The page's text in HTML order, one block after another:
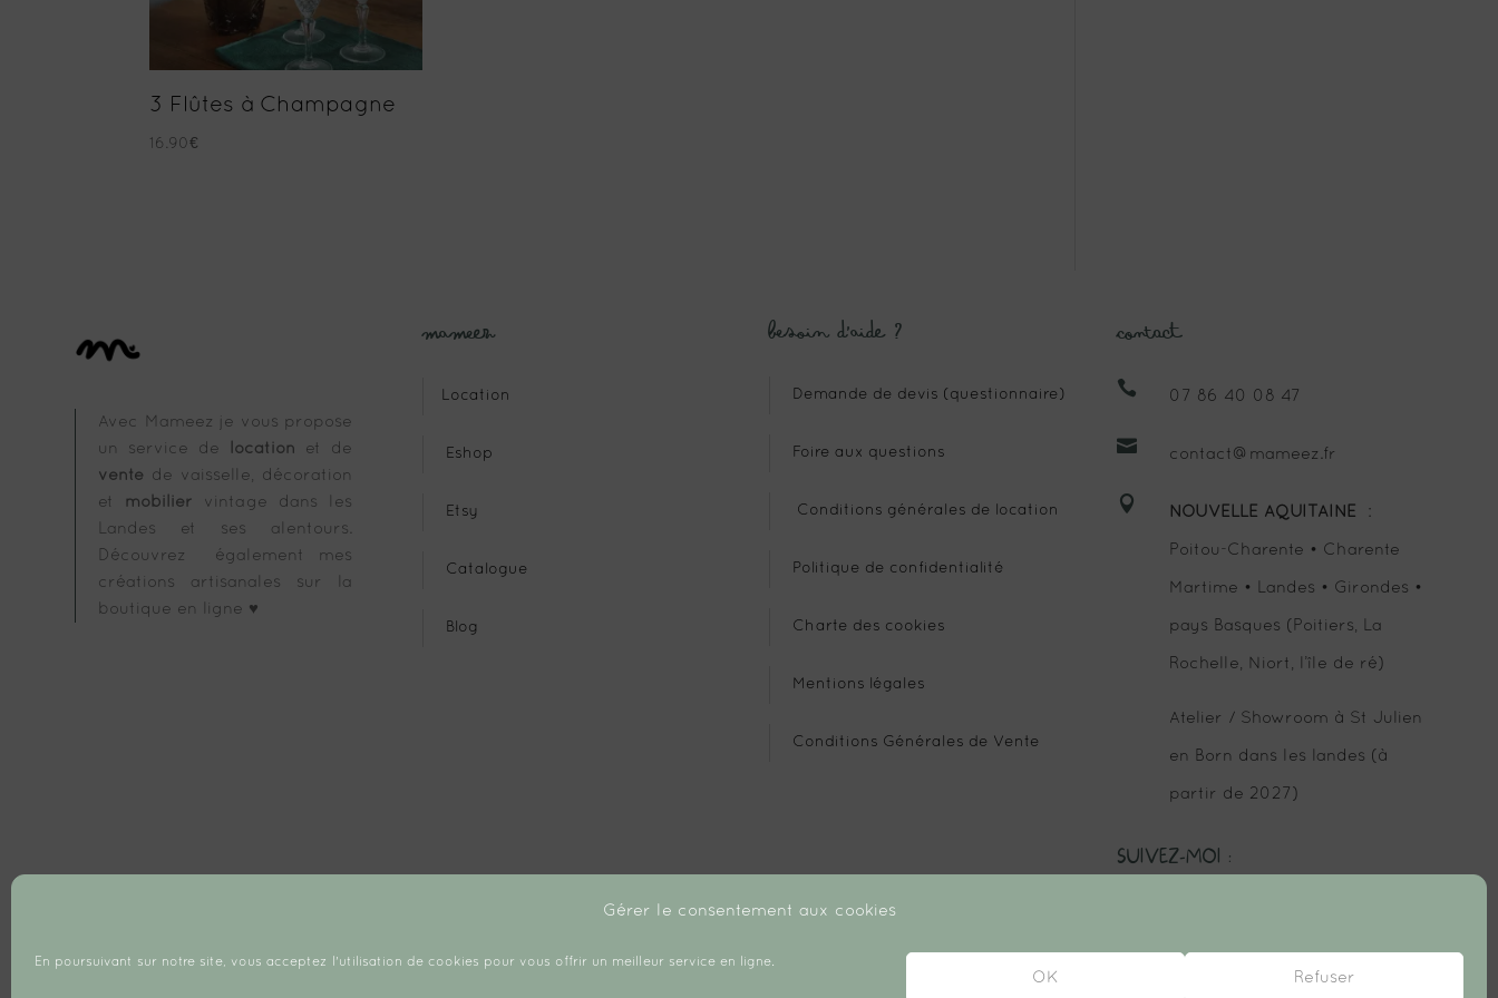
Gérer le consentement aux cookies
En poursuivant sur notre site, vous acceptez l'utilisation de cookies pour vous offrir un meilleur service en ligne.
OK Refuser
3 Flûtes à Champagne
16.90€
Avec Mameez je vous propose
un service de
location et de
vente de vaisselle, décoration
et mobilier vintage dans les
Landes et ses alentours.
Découvrez également mes
créations artisanales sur la
boutique en ligne ♥
Mameez
Location
Eshop
Etsy
Catalogue
Blog
Besoin d’aide ?
Demande de devis (questionnaire)
Foire aux questions
Conditions générales de location
Politique de confidentialité
Charte des cookies
Mentions légales
Conditions Générales de Vente
Contact
 07 86 40 08 47
 contact@mameez.fr
 NOUVELLE AQUITAINE :
Poitou-Charente • Charente
Martime • Landes • Girondes •
pays Basques (Poitiers, La
Rochelle, Niort, l’île de ré)
Atelier / Showroom à St Julien
en Born dans les landes (à
partir de 2027)
SUIVEZ-MOI :